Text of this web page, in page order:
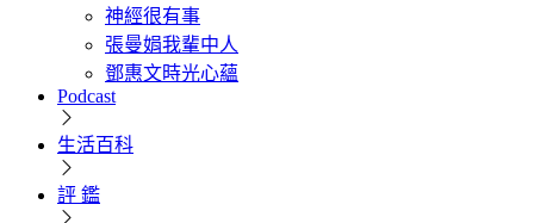
神經很有事
張曼娟我輩中人
鄧惠文時光心蘊
Podcast
生活百科
評 鑑